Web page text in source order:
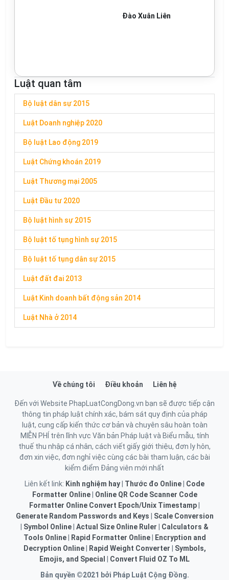
Đào Xuân Liên
Luật quan tâm
Bộ luật dân sự 2015
Luật Doanh nghiệp 2020
Bộ luật Lao động 2019
Luật Chứng khoán 2019
Luật Thương mại 2005
Luật Đầu tư 2020
Bộ luật hình sự 2015
Bộ luật tố tụng hình sự 2015
Bộ luật tố tụng dân sự 2015
Luật đất đai 2013
Luật Kinh doanh bất động sản 2014
Luật Nhà ở 2014
Về chúng tôi Điều khoản Liên hệ
Đến với Website PhapLuatCongDong.vn bạn sẽ được tiếp cận
thông tin pháp luật chính xác, bám sát quy định của pháp
luật, cung cấp kiến thức cơ bản và chuyên sâu hoàn toàn
MIỄN PHÍ trên lĩnh vực Văn bản Pháp luật và Biểu mẫu, tính
thuế thu nhập cá nhân, cách viết giấy giới thiệu, đơn ly hôn,
đơn xin việc, đơn nghỉ việc cùng các bài tham luận, các bài
kiểm điểm Đảng viên mới nhất
Liên kết link: Kinh nghiệm hay Thước đo Online
Code
Formatter Online| Online QR Code Scanner Code
Formatter Online Convert Epoch/Unix Timestamp
Generate Random Passwords and Keys
Scale Conversion
Symbol Online Actual Size Online Ruler
Calculators &
Tools Online| Rapid Formatter Online|
Encryption and
Decryption Online| Rapid Weight Converter
Symbols,
Emojis, and Special
Convert Fluid OZ To ML
Bản quyền ©2021 bởi Pháp Luật Cộng Đồng.